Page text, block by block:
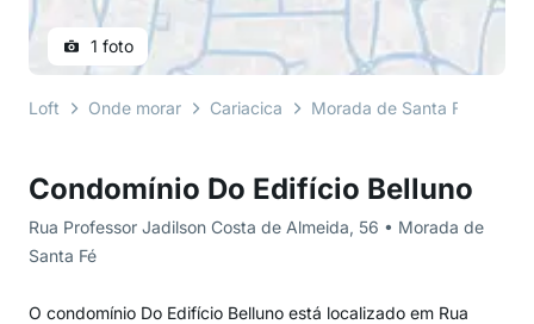
Condomínio Do Edifício Belluno
Rua Professor Jadilson Costa de Almeida, 56 • Morada de
Santa Fé
O condomínio Do Edifício Belluno está localizado em Rua
1 foto
Loft Onde morar Cariacica Morada de Santa Fé